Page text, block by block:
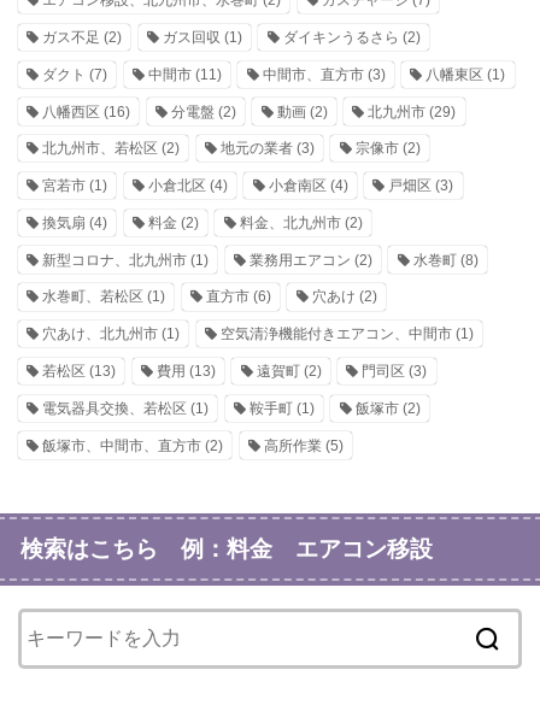
ガス不足 (2) ガス回収 (1) ダイキンうるさら (2)
ダクト (7) 中間市(11) 中間市、直方市(3) 八幡東区 (1)
八幡西区 (16) 分電盤 (2) 動画(2) 北九州市 (29)
北九州市、若松区 (2) 地元の業者(3) 宗像市(2)
宮若市 (1) 小倉北区 (4) 小倉南区 (4) 戸畑区 (3)
換気扇 (4) 料金 (2) 料金、北九州市(2)
新型コロナ、北九州市 (1) 業務用エアコン (2) 水巻町(8)
水巻町、若松区 (1) 直方市(6) 穴あけ (2)
穴あけ、北九州市 (1) 空気清浄機能付きエアコン、中間市(1)
若松区 (13) 費用 (13) 遠賀町(2) 門司区 (3)
電気器具交換、若松区 (1) 鞍手町(1) 飯塚市(2)
飯塚市、中間市、直方市 (2) 高所作業(5)
検索はこちら 例：料金 エアコン移設